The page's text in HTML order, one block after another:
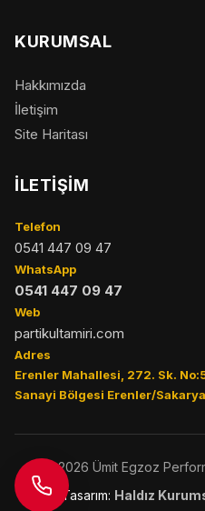
KURUMSAL
Hakkımızda
İletişim
Site Haritası
İLETIŞIM
Telefon
0541 447 09 47
WhatsApp
0541 447 09 47
Web
partikultamiri.com
Adres
Erenler Mahallesi, 272. Sk.
Sanayi Bölgesi Erenler/Sakarya
© 2026 Ümit Egzoz
SEO & Tasarım: Haldız